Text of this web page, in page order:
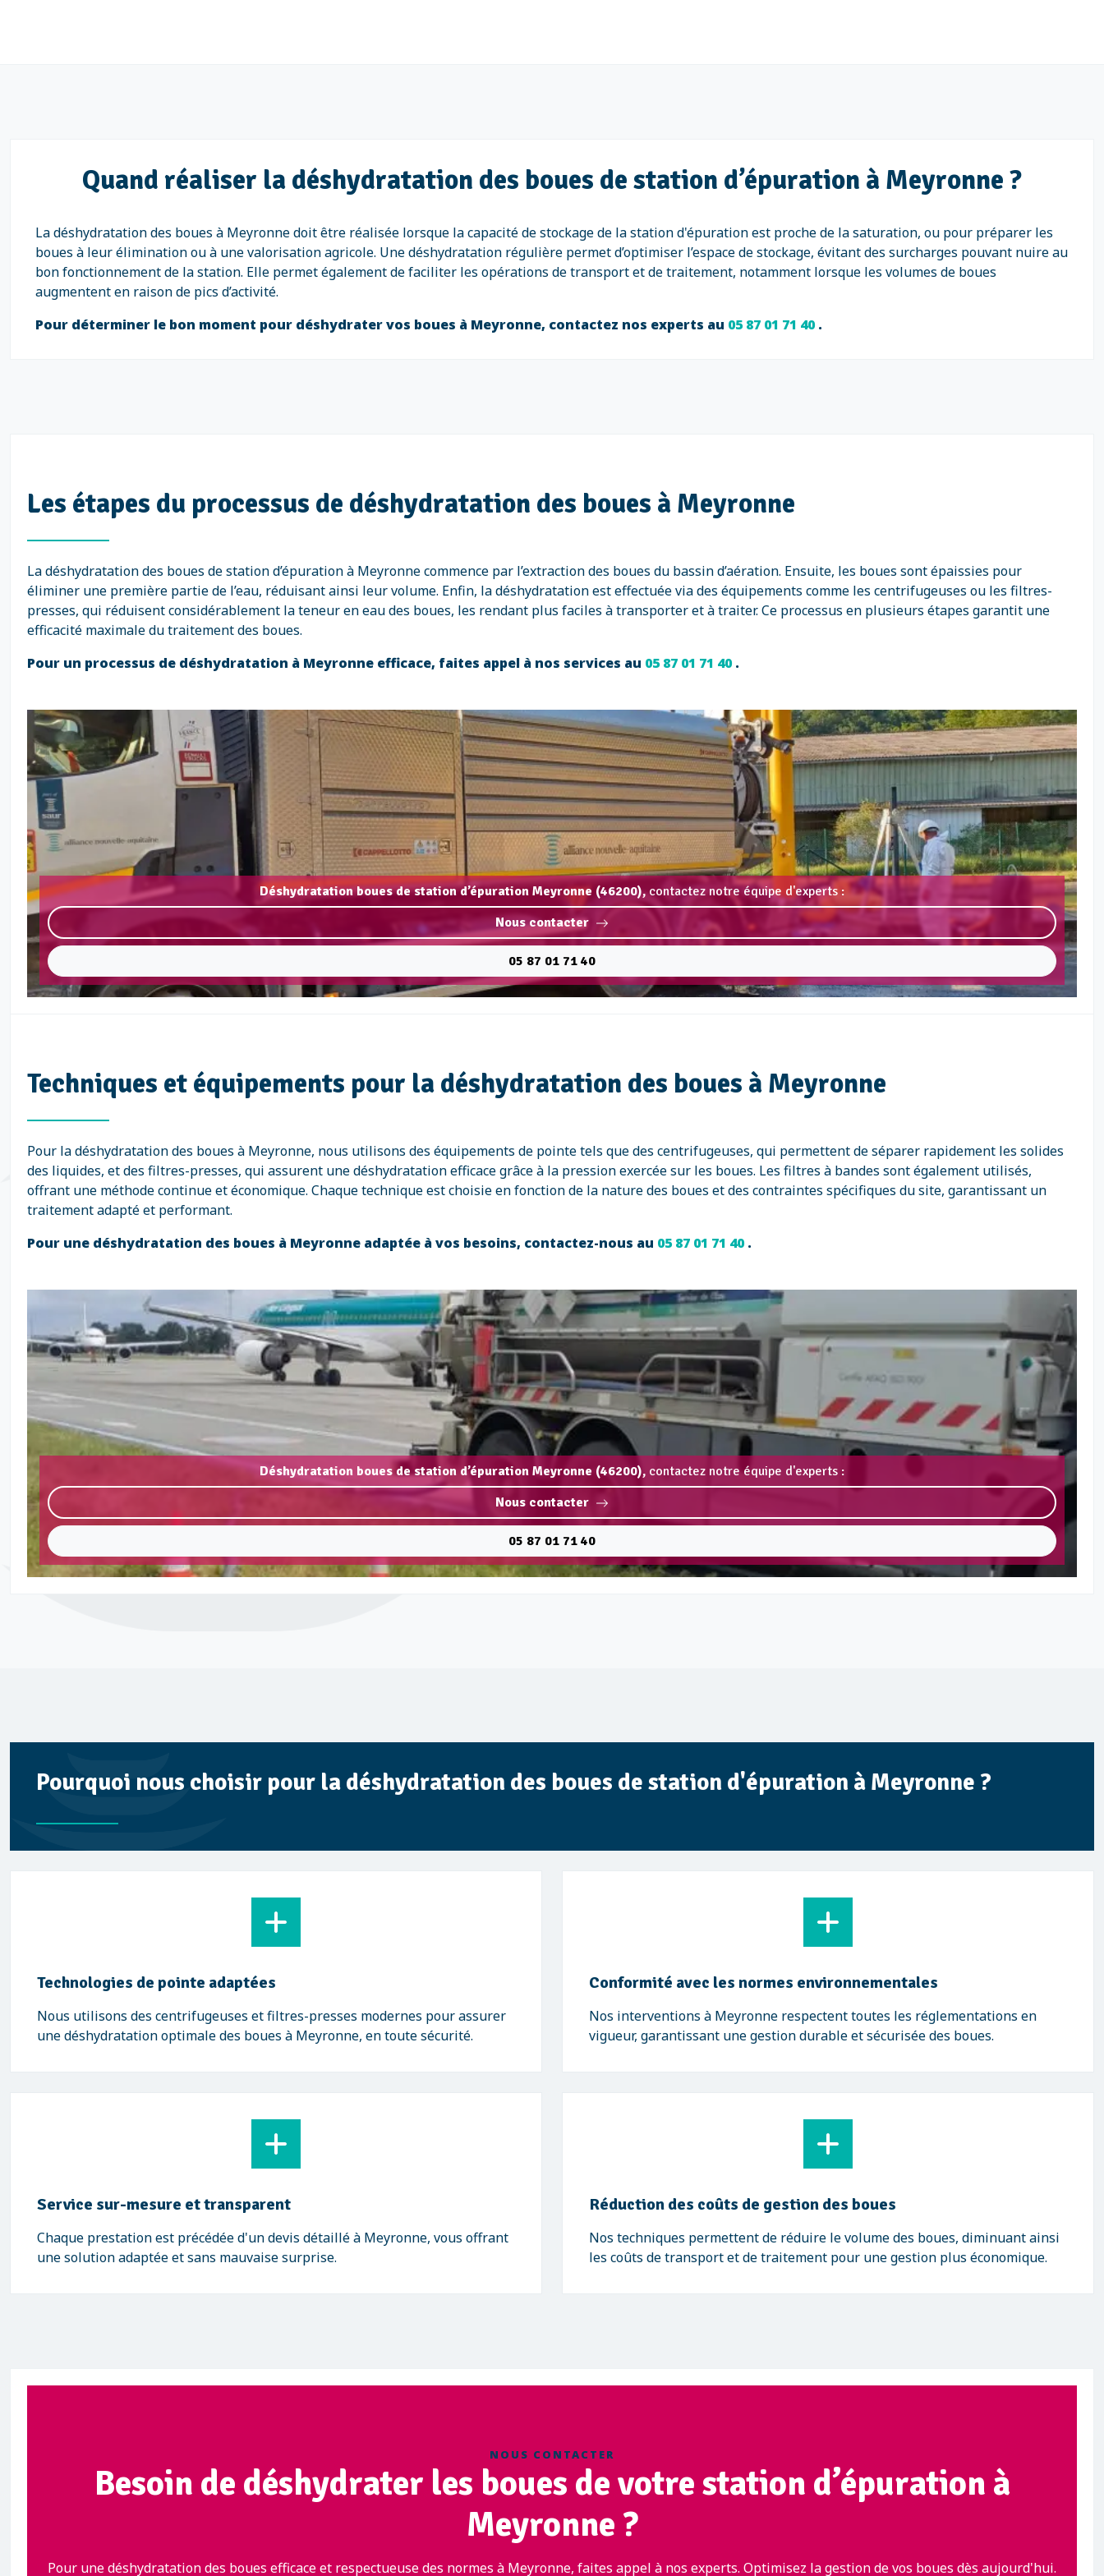
Quand réaliser la déshydratation des boues de station d’épuration à Meyronne ?
La déshydratation des boues à Meyronne doit être réalisée lorsque la capacité de stockage de la station d'épuration est proche de la saturation, ou pour préparer les
boues à leur élimination ou à une valorisation agricole. Une déshydratation régulière permet d’optimiser l’espace de stockage, évitant des surcharges pouvant nuire au
bon fonctionnement de la station. Elle permet également de faciliter les opérations de transport et de traitement, notamment lorsque les volumes de boues
augmentent en raison de pics d’activité.
Pour déterminer le bon moment pour déshydrater vos boues à Meyronne, contactez nos experts au 05 87 01 71 40.
Les étapes du processus de déshydratation des boues à Meyronne
La déshydratation des boues de station d’épuration à Meyronne commence par l’extraction des boues du bassin d’aération. Ensuite, les boues sont épaissies pour
éliminer une première partie de l’eau, réduisant ainsi leur volume. Enfin, la déshydratation est effectuée via des équipements comme les centrifugeuses ou les filtres-
presses, qui réduisent considérablement la teneur en eau des boues, les rendant plus faciles à transporter et à traiter. Ce processus en plusieurs étapes garantit une
efficacité maximale du traitement des boues.
Pour un processus de déshydratation à Meyronne efficace, faites appel à nos services au 05 87 01 71 40.
Déshydratation boues de station d’épuration Meyronne (46200),contactez notre équipe d'experts :
Nous contacter
05 87 01 71 40
Techniques et équipements pour la déshydratation des boues à Meyronne
Pour la déshydratation des boues à Meyronne, nous utilisons des équipements de pointe tels que des centrifugeuses, qui permettent de séparer rapidement les solides
des liquides, et des filtres-presses, qui assurent une déshydratation efficace grâce à la pression exercée sur les boues. Les filtres à bandes sont également utilisés,
offrant une méthode continue et économique. Chaque technique est choisie en fonction de la nature des boues et des contraintes spécifiques du site, garantissant un
traitement adapté et performant.
Pour une déshydratation des boues à Meyronne adaptée à vos besoins, contactez-nous au 05 87 01 71 40.
Déshydratation boues de station d’épuration Meyronne (46200), contactez notre équipe d'experts :
Nous contacter
05 87 01 71 40
Pourquoi nous choisir pour la déshydratation des boues de station d'épuration à Meyronne ?
Technologies de pointe adaptées
Nous utilisons des centrifugeuses et filtres-presses modernes pour assurer
une déshydratation optimale des boues à Meyronne, en toute sécurité.
Conformité avec les normes environnementales
Nos interventions à Meyronne respectent toutes les réglementations en
vigueur, garantissant une gestion durable et sécurisée des boues.
Service sur-mesure et transparent
Chaque prestation est précédée d'un devis détaillé à Meyronne, vous offrant
une solution adaptée et sans mauvaise surprise.
Réduction des coûts de gestion des boues
Nos techniques permettent de réduire le volume des boues, diminuant ainsi
les coûts de transport et de traitement pour une gestion plus économique.
NOUS CONTACTER
Besoin de déshydrater les boues de votre station d’épuration à
Meyronne ?
Pour une déshydratation des boues efficace et respectueuse des normes à Meyronne, faites appel à nos experts. Optimisez la gestion de vos boues dès aujourd'hui.